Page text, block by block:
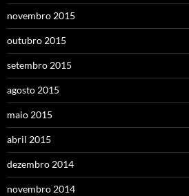
novembro 2015
outubro 2015
setembro 2015
agosto 2015
maio 2015
abril 2015
dezembro 2014
novembro 2014